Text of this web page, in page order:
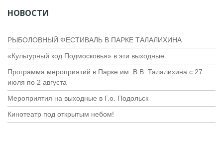
НОВОСТИ
РЫБОЛОВНЫЙ ФЕСТИВАЛЬ В ПАРКЕ ТАЛАЛИХИНА
«Культурный код Подмосковья» в эти выходные
Программа мероприятий в Парке им. В.В. Талалихина с 27
июля по 2 августа
Мероприятия на выходные в Г.о. Подольск
Кинотеатр под открытым небом!